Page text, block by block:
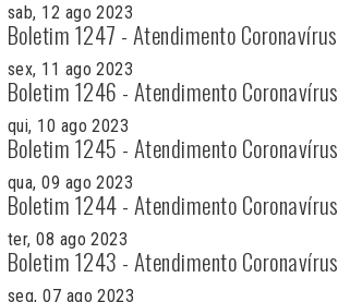
sab, 12 ago 2023
Boletim 1247 - Atendimento Coronavírus
sex, 11 ago 2023
Boletim 1246 - Atendimento Coronavírus
qui, 10 ago 2023
Boletim 1245 - Atendimento Coronavírus
qua, 09 ago 2023
Boletim 1244 - Atendimento Coronavírus
ter, 08 ago 2023
Boletim 1243 - Atendimento Coronavírus
seg, 07 ago 2023